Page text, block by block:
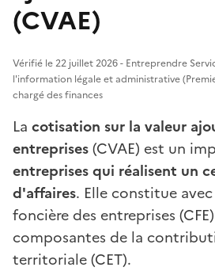
(CVAE)
Vérifié le 22 juillet 2026 - Entreprendre
l'information légale et administrative
chargé des finances
La cotisation sur la valeur
entreprises(CVAE) est un
entreprises qui réalisent un
d'affaires. Elle constitue
foncière des entreprises
composantes de la
territoriale (CET).